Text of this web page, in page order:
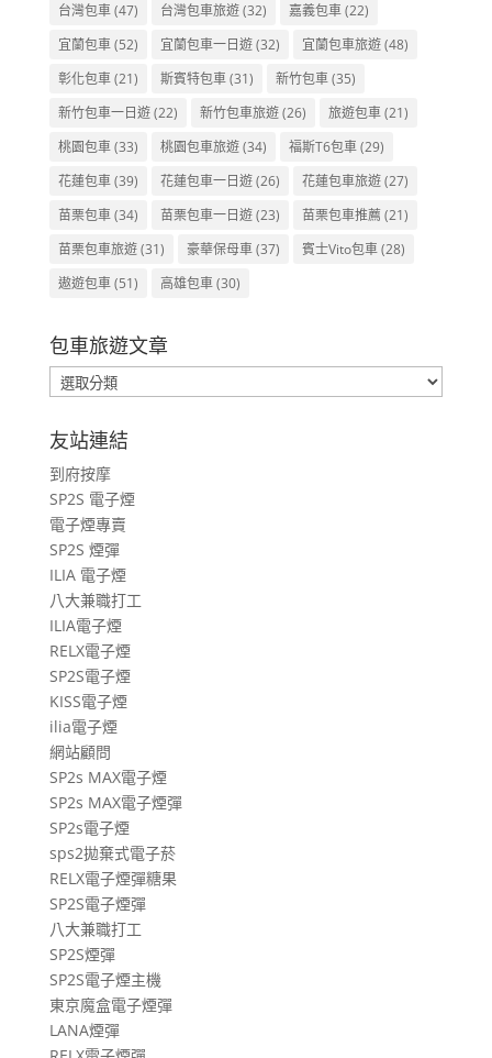
台灣包車(47) 台灣包車旅遊(32) 嘉義包車(22)
宜蘭包車(52) 宜蘭包車一日遊(32) 宜蘭包車旅遊(48)
彰化包車(21) 斯賓特包車(31) 新竹包車(35)
新竹包車一日遊(22) 新竹包車旅遊(26) 旅遊包車(21)
桃園包車(33) 桃園包車旅遊(34) 福斯T6包車(29)
花蓮包車(39) 花蓮包車一日遊(26) 花蓮包車旅遊(27)
苗栗包車(34) 苗栗包車一日遊(23) 苗栗包車推薦(21)
苗栗包車旅遊(31) 豪華保母車(37) 賓士Vito包車(28)
遨遊包車(51) 高雄包車(30)
包車旅遊文章
包
車
旅
遊
文
章
友站連結
到府按摩
SP2S 電子煙
電子煙專賣
SP2S 煙彈
ILIA 電子煙
八大兼職打工
ILIA電子煙
RELX電子煙
SP2S電子煙
KISS電子煙
ilia電子煙
網站顧問
SP2s MAX電子煙
SP2s MAX電子煙彈
SP2s電子煙
sps2拋棄式電子菸
RELX電子煙彈糖果
SP2S電子煙彈
八大兼職打工
SP2S煙彈
SP2S電子煙主機
東京魔盒電子煙彈
LANA煙彈